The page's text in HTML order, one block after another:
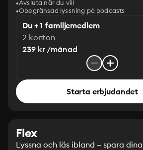
Avsluta när du vill
Obegränsad lyssning på podcasts
Du + 1 familjemedlem
2 konton
239 kr /månad
Starta erbjudandet
Flex
Lyssna och läs ibland – spara